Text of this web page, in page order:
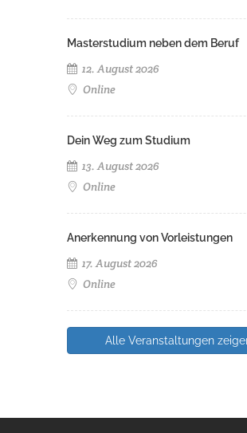
Masterstudium neben dem Beruf
12. August 2026
Online
Dein Weg zum Studium
13. August 2026
Online
Anerkennung von Vorleistungen
17. August 2026
Online
Alle Veranstaltungen